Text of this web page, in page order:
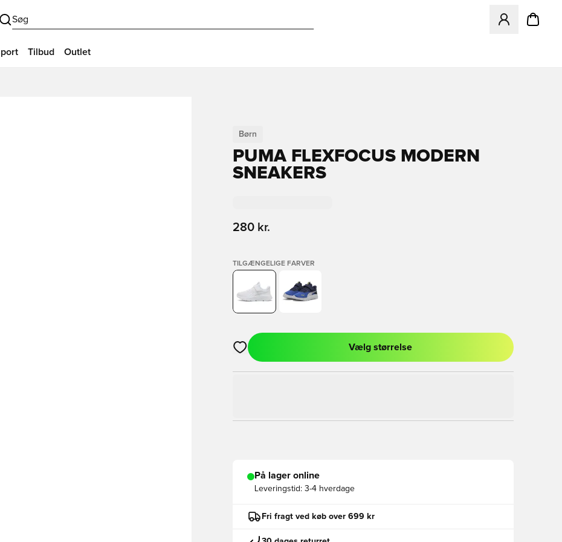
Søg
Åbner en
Tilbud Outlet
Børn
PUMA FLEXFOCUS MODERN
SNEAKERS
280 kr.
TILGÆNGELIGE FARVER
Åbner en Modal til at logge ind eller tilmelde dig som medlem
Vælg størrelse
På lager online
Leveringstid: 3-4 hverdage
Fri fragt ved køb over 699 kr